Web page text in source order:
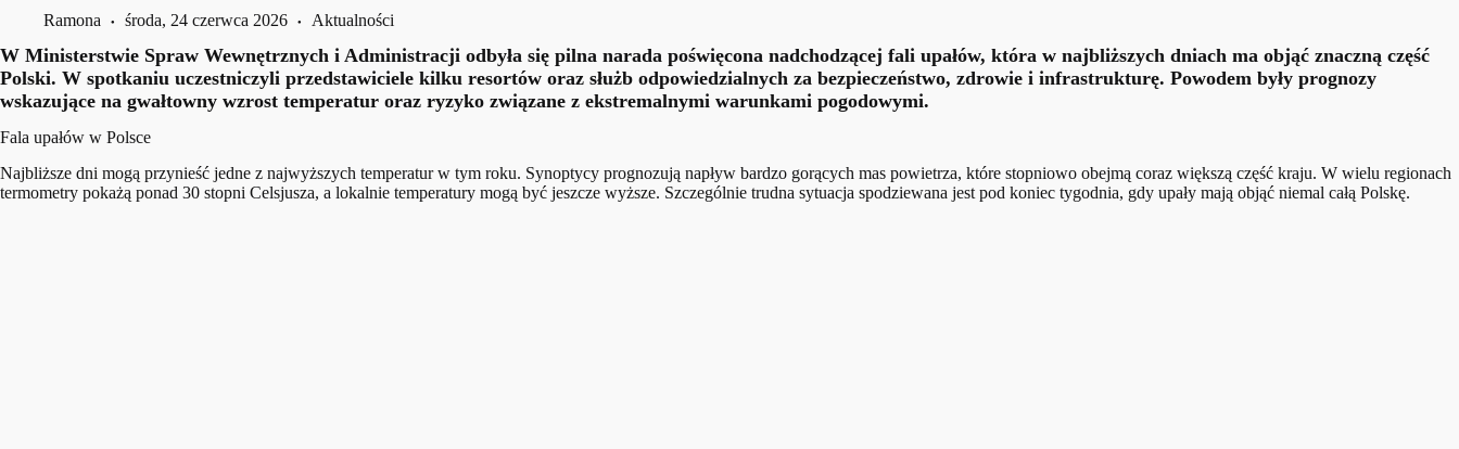
Ramona środa, 24 czerwca 2026 Aktualności
W Ministerstwie Spraw Wewnętrznych i Administracji odbyła się pilna narada poświęcona nadchodzącej fali upałów, która w najbliższych dniach ma objąć znaczną część
Polski. W spotkaniu uczestniczyli przedstawiciele kilku resortów oraz służb odpowiedzialnych za bezpieczeństwo, zdrowie i infrastrukturę. Powodem były prognozy
wskazujące na gwałtowny wzrost temperatur oraz ryzyko związane z ekstremalnymi warunkami pogodowymi.
Fala upałów w Polsce
Najbliższe dni mogą przynieść jedne z najwyższych temperatur w tym roku. Synoptycy prognozują napływ bardzo gorących mas powietrza, które stopniowo obejmą coraz większą część kraju. W wielu regionach
termometry pokażą ponad 30 stopni Celsjusza, a lokalnie temperatury mogą być jeszcze wyższe. Szczególnie trudna sytuacja spodziewana jest pod koniec tygodnia, gdy upały mają objąć niemal całą Polskę.